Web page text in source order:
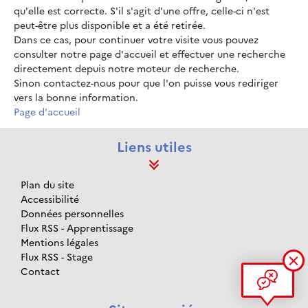
qu'elle est correcte. S'il s'agit d'une offre, celle-ci n'est
peut-être plus disponible et a été retirée.
Dans ce cas, pour continuer votre visite vous pouvez
consulter notre page d'accueil et effectuer une recherche
directement depuis notre moteur de recherche.
Sinon contactez-nous pour que l'on puisse vous rediriger
vers la bonne information.
Page d'accueil
Liens utiles
Plan du site
Accessibilité
Données personnelles
Flux RSS - Apprentissage
Mentions légales
Flux RSS - Stage
Contact